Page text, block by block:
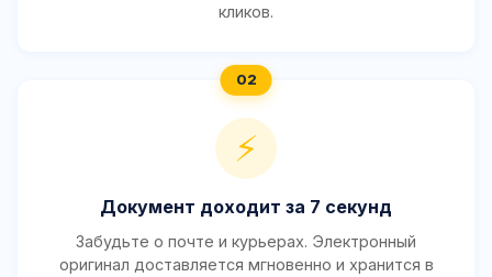
кликов.
⚡
Документ доходит за 7 секунд
Забудьте о почте и курьерах. Электронный
оригинал доставляется мгновенно и хранится в